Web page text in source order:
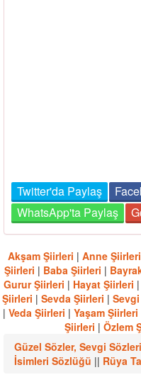
Twitter'da Paylaş
WhatsApp'ta Paylaş
Akşam Şiirleri | Anne Şiirleri
Şiirleri | Baba Şiirleri |
Gurur Şiirleri | Hayat Şiirleri |
Şiirleri | Sevda Şiirleri |
| Veda Şiirleri | Yaşam Şiirleri
Şiirleri | Özlem
Güzel Sözler, Sevgi Sözleri
İsimleri Sözlüğü || Rüya